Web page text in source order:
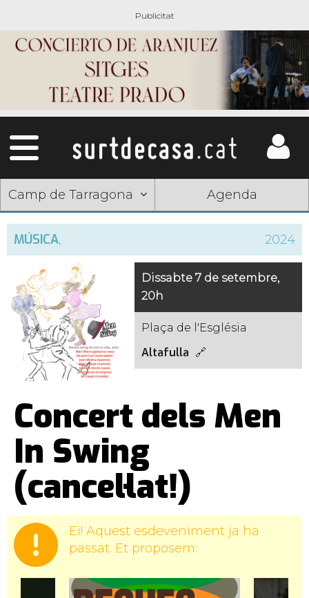
Camp de Tarragona Agenda
MÚSICA, 2024
Dissabte 7 de setembre,
20h
Plaça de l'Església
Altafulla
Concert dels Men
In Swing
(cancel·lat!)
Ei! Aquest esdeveniment ja ha
passat. Et proposem: